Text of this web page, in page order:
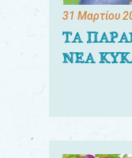
31 Μαρτίου
ΤΑ
ΝΕΑ